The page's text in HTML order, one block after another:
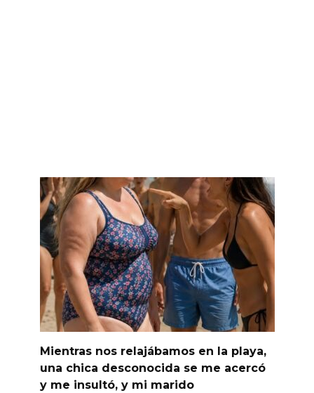
Mientras nos relajábamos en la playa,
una chica desconocida se me acercó
y me insultó, y mi marido